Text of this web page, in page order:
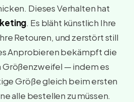
Dieses Verhalten hat
. Es bläht künstlich Ihre
Retouren, und zerstört still
Anprobieren bekämpft die
Größenzweifel — indem es
Größe gleich beim ersten
alle bestellen zu müssen.